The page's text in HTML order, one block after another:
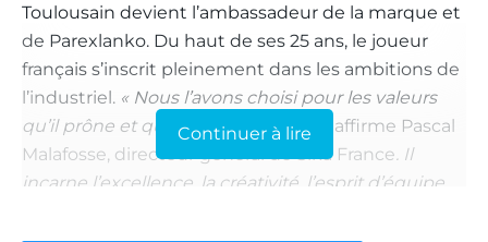
Toulousain devient l’ambassadeur de la marque et
de Parexlanko. Du haut de ses 25 ans, le joueur
français s’inscrit pleinement dans les ambitions de
l’industriel. « Nous l’avons choisi pour les valeurs
qu’il prône et que nous partageons, affirme Pascal
Malafosse, directeur général de Sika France . Il
incarne l’excellence, la créativité, l’esprit d’équipe,
Continuer à lire